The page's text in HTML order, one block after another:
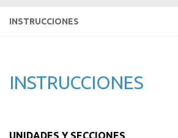
INSTRUCCIONES
INSTRUCCIONES
UNIDADES Y SECCIONES